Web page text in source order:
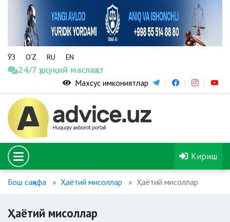
ЎЗ O‘Z RU EN
24/7 ҳуқуқий маслаҳат
Махсус имкониятлар
Кириш
Бош саҳифа Ҳаётий мисоллар Ҳаётий мисоллар
Ҳаётий мисоллар